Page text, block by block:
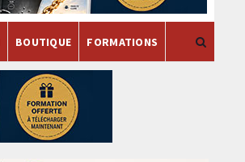
BOUTIQUE FORMATIONS